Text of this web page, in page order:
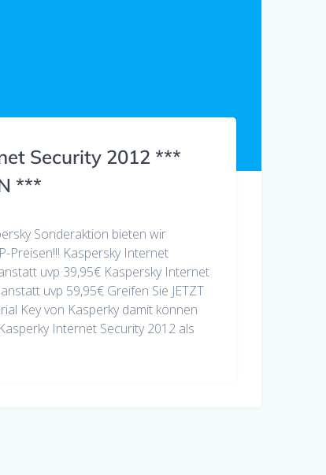
Security 2012 ***
***
Sonderaktion bieten wir
Preisen!!! Kaspersky Internet
uvp 39,95€ Kaspersky Internet
uvp 59,95€ Greifen Sie JETZT
Key von Kasperky damit können
Internet Security 2012 als